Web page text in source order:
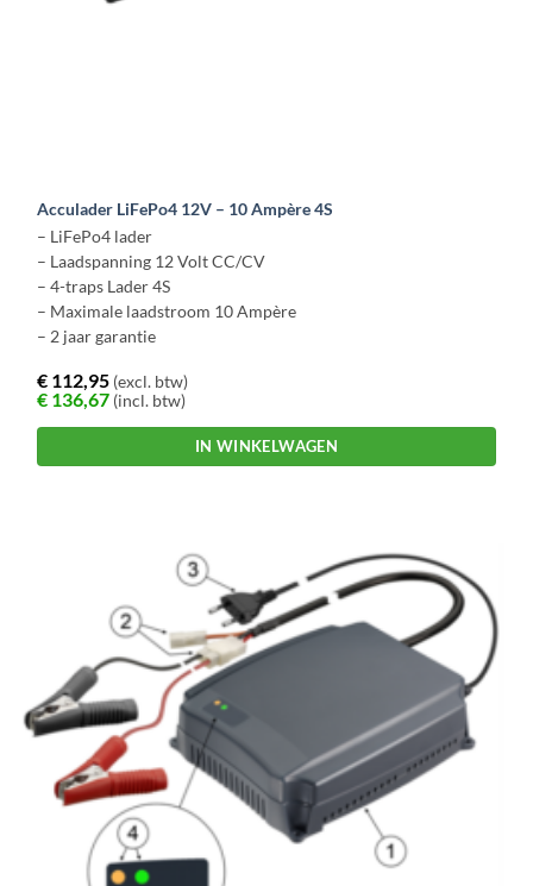
Acculader LiFePo4 12V – 10 Ampère 4S
– LiFePo4 lader
– Laadspanning 12 Volt CC/CV
– 4-traps Lader 4S
– Maximale laadstroom 10 Ampère
– 2 jaar garantie
€ 112,95 (excl. btw)
€ 136,67 (incl. btw)
IN WINKELWAGEN
gekozen
worden
op
productpagina